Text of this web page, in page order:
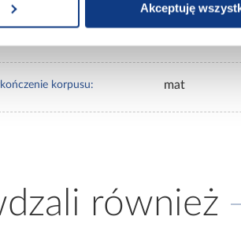
Akceptuję
korpusu: mat
również